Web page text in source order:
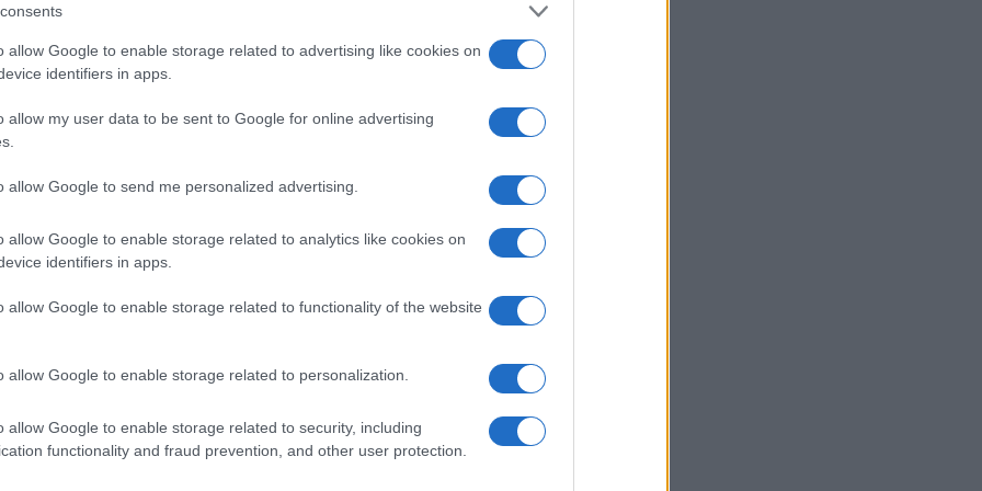
allow Google to enable storage related to advertising like cookies on
identifiers in apps.
allow my user data to be sent to Google for online advertising
allow Google to send me personalized advertising.
allow Google to enable storage related to analytics like cookies on
identifiers in apps.
allow Google to enable storage related to functionality of the website
allow Google to enable storage related to personalization.
allow Google to enable storage related to security, including
functionality and fraud prevention, and other user protection.
Alla Galleria Giovanni XXIII
3 anni fa
stata secondo il magistrato una vicenda «
dall’impatto
vascolare, sì da potersi anche ipotizzare che i
profondamente diversa da quella che aveva
nemmeno il presupposto dell’improvviso
da modeste a cinque stelle proverebbero il raggiro.
la parte offesa ebbe a trascorrere lunghe
anche della Artadi e di Pierina Parenti, la cameriera,
precedenti, purtuttavia ha evidenziato le ragioni per le
tornare a Scanno, dove una famiglia di Sora era